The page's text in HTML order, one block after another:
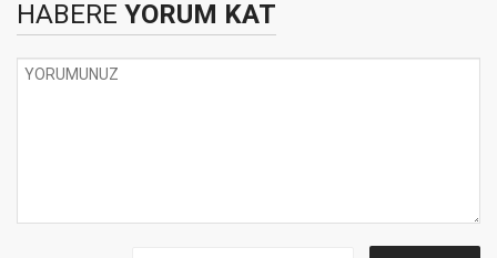
HABERE YORUM KAT